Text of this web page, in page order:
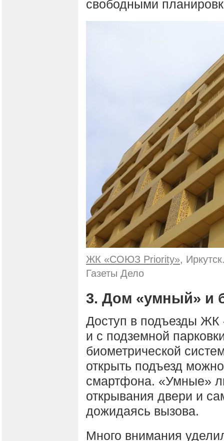
свободными
ЖК «СОЮЗ Priority»,
Газеты Дело
3. Дом «умный» и
Доступ в подъезды
и с подземной
биометрической
открыть подъезд
смартфона. «Умные»
открывания двери и
дожидаясь вызова.
Много внимания